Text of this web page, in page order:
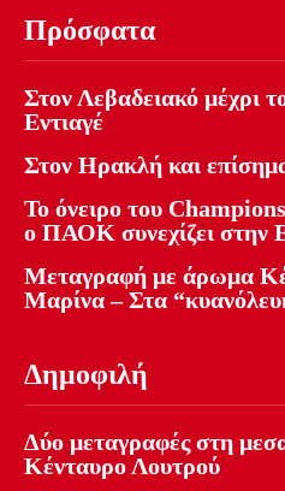
Πρόσφατα
Στον Λεβαδειακό μέχρι
Εντιαγέ
Στον Ηρακλή και
Το όνειρο του
ο ΠΑΟΚ συνεχίζει στην
Μεταγραφή με άρωμα
Μαρίνα – Στα
Δημοφιλή
Δύο μεταγραφές στη
Κένταυρο Λουτρού